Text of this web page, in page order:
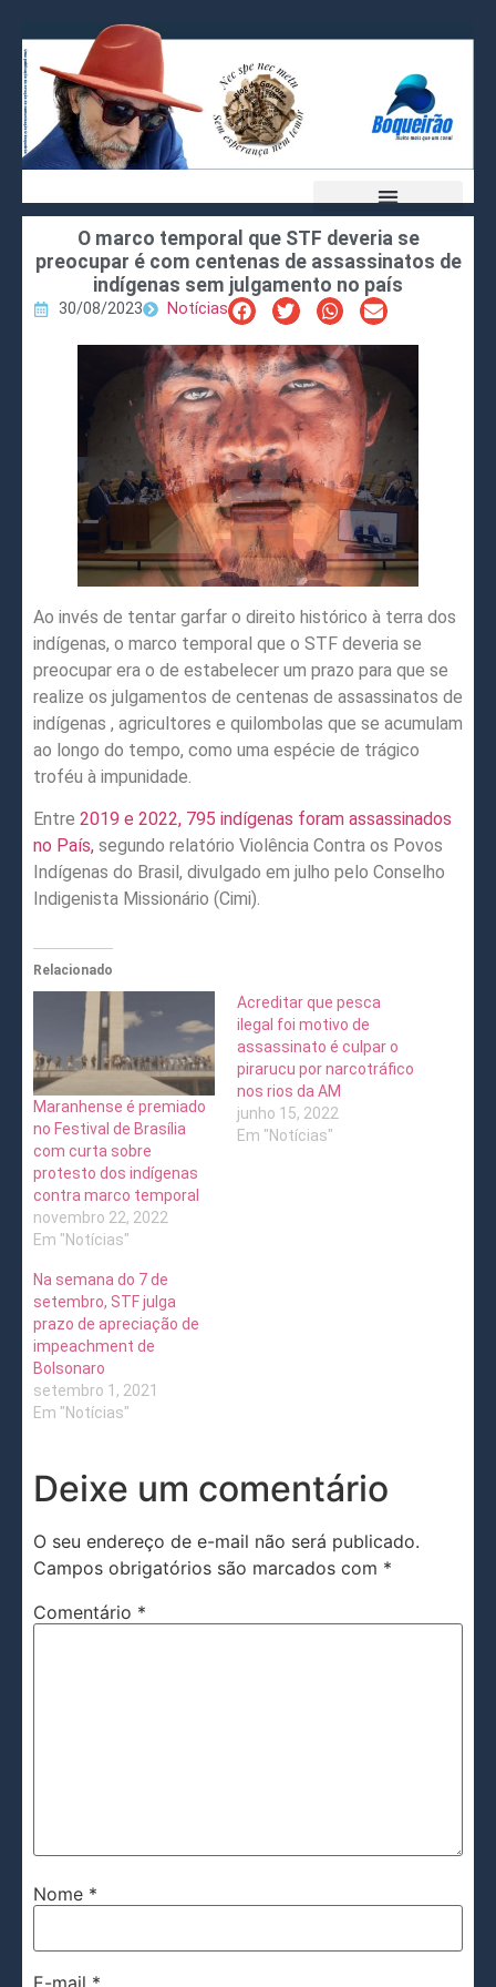
O marco temporal que STF deveria se
preocupar é com centenas de assassinatos de
indígenas sem julgamento no país
30/08/2023 Notícias
Ao invés de tentar garfar o direito histórico à terra dos
indígenas, o marco temporal que o STF deveria se
preocupar era o de estabelecer um prazo para que se
realize os julgamentos de centenas de assassinatos de
indígenas , agricultores e quilombolas que se acumulam
ao longo do tempo, como uma espécie de trágico
troféu à impunidade.
Entre 2019 e 2022, 795 indígenas foram assassinados
no País, segundo relatório Violência Contra os Povos
Indígenas do Brasil, divulgado em julho pelo Conselho
Indigenista Missionário (Cimi).
Relacionado
Maranhense é premiado
no Festival de Brasília
com curta sobre
protesto dos indígenas
contra marco temporal
novembro 22, 2022
Em "Notícias"
Acreditar que pesca
ilegal foi motivo de
assassinato é culpar o
pirarucu por narcotráfico
nos rios da AM
junho 15, 2022
Em "Notícias"
Na semana do 7 de
setembro, STF julga
prazo de apreciação de
impeachment de
Bolsonaro
setembro 1, 2021
Em "Notícias"
Deixe um comentário
O seu endereço de e-mail não será publicado.
Campos obrigatórios são marcados com *
Comentário *
Nome *